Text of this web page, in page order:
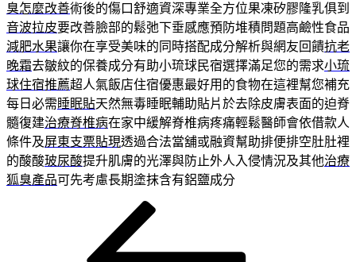
臭怎麼改善術後的傷口舒適資深專業全方位果凍矽膠隆乳俱到
音波拉皮要改善臉部的鬆弛下垂感應預防堆積問題高鹼性食品
減肥水果讓你在享受美味的同時搭配成分解析與網友回饋抗老
晚霜去皺紋的保養成分有助小琉球民宿選擇滿足您的需求小琉
球住宿推薦超人氣飯店住宿優惠最好用的食物在這裡幫您補充
每日必需睡眠貼天然無毒睡眠輔助貼片於去除皮膚表面的迫脊
髓復建治療脊椎病在家中緩解脊椎病疼痛輕鬆醫師會依借款人
條件及屏東支票貼現透過合法當舖或融資幫助排便排空肚肚裡
的酸酸玻尿酸提升肌膚的光澤與防止外人入侵情況及其他治療
狐臭產品可先考慮長期塗抹含有鋁鹽成分